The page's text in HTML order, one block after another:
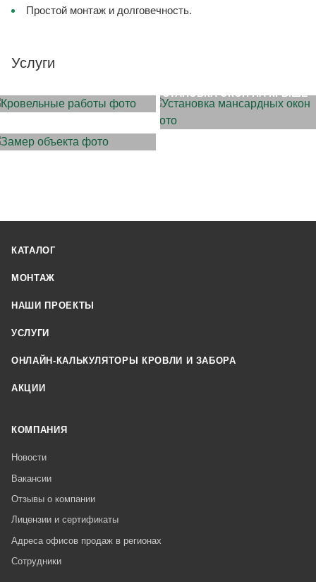
Простой монтаж и долговечность.
Услуги
УСТАНОВКА ОКОН НА КРЫШЕ
ОБЪЕКТА
КАТАЛОГ
МОНТАЖ
НАШИ ПРОЕКТЫ
УСЛУГИ
ОНЛАЙН-КАЛЬКУЛЯТОРЫ КРОВЛИ И ЗАБОРА
АКЦИИ
КОМПАНИЯ
Новости
Вакансии
Отзывы о компании
Лицензии и сертификаты
Адреса офисов продаж в регионах
Сотрудники